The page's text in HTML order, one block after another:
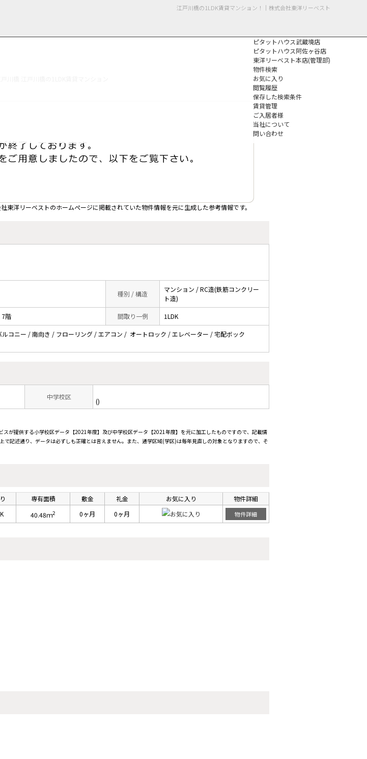
江戸川橋の1LDK賃貸マンション！｜株式会社東洋リーベスト
ピタットハウス武蔵境店
ピタットハウス阿佐ヶ谷店
東洋リーベスト本店(管理部)
物件検索
お気に入り
閲覧履歴
保存した検索条件
賃貸管理
ご入居者様
当社について
問い合わせ
洋リーベストのホームぺージに掲載されていた物件情報を元に生成した参考情報です。
種別 / 構造
マンション / RC造(鉄筋コンクリー
ト造)
7階 間取り一例 1LDK
コニー / 南向き / フローリング / エアコン / オートロック / エレベーター / 宅配ボック
中学校区
()
が提供する小学校区データ【2021年度】及び中学校区データ【2021年度】を元に加工したものですので、記載情
記述通り、データは必ずしも正確とは言えません。また、通学区域(学区)は毎年見直しの対象となりますので、そ
専有面積 敷金 礼金 お気に入り
物件詳細
40.48ｍ2 0ヶ月 0ヶ月 物件詳細